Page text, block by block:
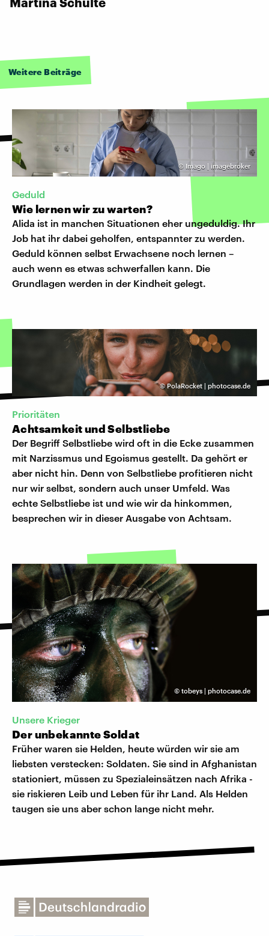
Weitere Beiträge
© Imago | imagebroker
Geduld
Wie lernen wir zu warten?
Alida ist in manchen Situationen eher ungeduldig. Ihr
Job hat ihr dabei geholfen, entspannter zu werden.
Geduld können selbst Erwachsene noch lernen –
auch wenn es etwas schwerfallen kann. Die
Grundlagen werden in der Kindheit gelegt.
©PolaRocket | photocase.de
Prioritäten
Achtsamkeit und Selbstliebe
Der Begriff Selbstliebe wird oft in die Ecke zusammen
mit Narzissmus und Egoismus gestellt. Da gehört er
aber nicht hin. Denn von Selbstliebe profitieren nicht
nur wir selbst, sondern auch unser Umfeld. Was
echte Selbstliebe ist und wie wir da hinkommen,
besprechen wir in dieser Ausgabe von Achtsam.
© tobeys | photocase.de
Unsere Krieger
Der unbekannte Soldat
Früher waren sie Helden, heute würden wir sie am
liebsten verstecken: Soldaten. Sie sind in Afghanistan
stationiert, müssen zu Spezialeinsätzen nach Afrika -
sie riskieren Leib und Leben für ihr Land. Als Helden
taugen sie uns aber schon lange nicht mehr.